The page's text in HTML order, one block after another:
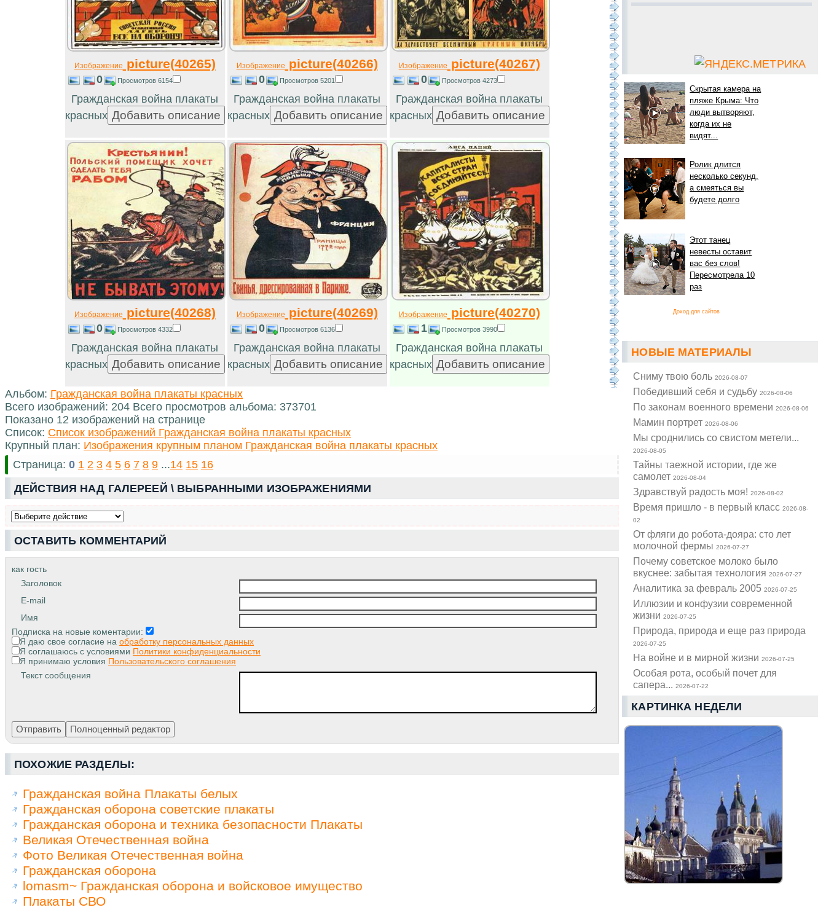
Скрытая камера на
пляже Крыма: Что
люди вытворяют,
когда их не
видят...
Ролик длится
несколько секунд,
а смеяться вы
будете долго
Этот танец
невесты оставит
вас без слов!
Пересмотрела 10
раз
Доход для сайтов
НОВЫЕ МАТЕРИАЛЫ
Cниму твою боль2026-08-07
Победивший себя и судьбу2026-08-06
По законам военного времени2026-08-06
Мамин портрет2026-08-06
Мы сроднились со свистом метели...
2026-08-05
Тайны таежной истории, где же
самолет2026-08-04
Здравствуй радость моя!2026-08-02
Время пришло - в первый класс2026-08-
02
От фляги до робота-дояра: сто лет
молочной фермы2026-07-27
Почему советское молоко было
вкуснее: забытая технология2026-07-27
Аналитика за февраль 20052026-07-25
Иллюзии и конфузии современной
жизни2026-07-25
Природа, природа и еще раз природа
2026-07-25
На войне и в мирной жизни2026-07-25
Особая рота, особый почет для
сапера...2026-07-22
КАРТИНКА НЕДЕЛИ
Изображение picture(40265)
0 Просмотров 6154
Гражданская война плакаты
красных
Изображение picture(40266)
0 Просмотров 5201
Гражданская война плакаты
красных
Изображение picture(40267)
0 Просмотров 4273
Гражданская война плакаты
красных
Изображение picture(40268)
0 Просмотров 4332
Гражданская война плакаты
красных
Изображение picture(40269)
0 Просмотров 6136
Гражданская война плакаты
красных
Изображение picture(40270)
1 Просмотров 3990
Гражданская война плакаты
красных
Альбом: Гражданская война плакаты красных
Всего изображений: 204 Всего просмотров альбома: 373701
Показано 12 изображений на странице
Список: Список изображений Гражданская война плакаты красных
Крупный план: Изображения крупным планом Гражданская война плакаты красных
Страница: 0 1 2 3 4 5 6 7 8 9 ...14 15 16
ДЕЙСТВИЯ НАД ГАЛЕРЕЕЙ \ ВЫБРАННЫМИ ИЗОБРАЖЕНИЯМИ
ОСТАВИТЬ КОММЕНТАРИЙ
как гость
Заголовок
E-mail
Имя
Подписка на новые коментарии:
Я даю свое согласие на обработку персональных данных
Я соглашаюсь с условиями Политики конфиденциальности
Я принимаю условия Пользовательского соглашения
Текст сообщения
ПОХОЖИЕ РАЗДЕЛЫ:
Гражданская война Плакаты белых
Гражданская оборона советские плакаты
Гражданская оборона и техника безопасности Плакаты
Великая Отечественная война
Фото Великая Отечественная война
Гражданская оборона
lomasm~ Гражданская оборона и войсковое имущество
Плакаты СВО